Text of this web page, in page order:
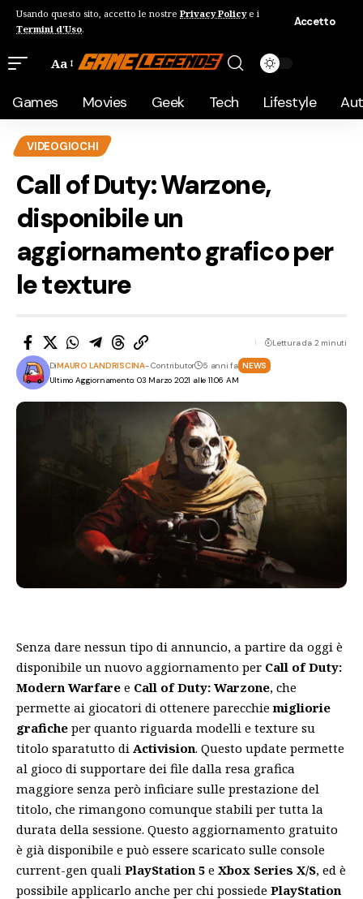
Usando questo sito, accetto le nostre Privacy Policye i
Termini d'Uso.
Accetto
Aa
Games Movies Geek Tech Lifestyle
VIDEOGIOCHI
Call of Duty: Warzone,
disponibile un
aggiornamento grafico per
le texture
Ultimo Aggiornamento: 03 Marzo 2021 alle 11:06 AM
DiMAURO LANDRISCINA- Contributor 5 anni fa NEWS
Lettura da 2 minuti
Senza dare nessun tipo di annuncio, a partire da oggi è
disponibile un nuovo aggiornamento per Call of Duty:
Modern Warfare e Call of Duty: Warzone, che
permette ai giocatori di ottenere parecchiemigliorie
grafiche per quanto riguarda modelli e texture su
titolo sparatutto di Activision. Questo update permette
al gioco di supportare dei file dalla resa grafica
maggiore senza però inficiare sulle prestazione del
titolo, che rimangono comunque stabili per tutta la
durata della sessione. Questo aggiornamento gratuito
è già disponibile e può essere scaricato sulle console
current-gen quali PlayStation 5 e Xbox Series X/S, ed è
possibile applicarlo anche per chi possiede PlayStation